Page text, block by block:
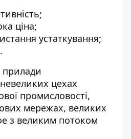
ціна;
устаткування;
прилади
цехах
промисловості,
мережах, великих
з великим потоком